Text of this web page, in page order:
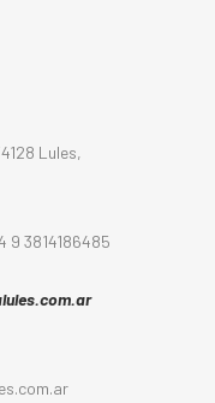
Lules,
9 3814186485